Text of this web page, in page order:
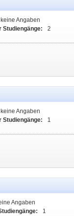
keine Angaben
Studiengänge:
2
keine Angaben
Studiengänge:
1
Angaben
1